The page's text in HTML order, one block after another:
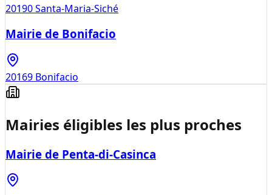
20190Santa-Maria-Siché
Mairie de Bonifacio
20169 Bonifacio
Mairies éligibles les plus proches
Mairie de Penta-di-Casinca